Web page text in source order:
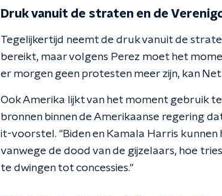
Druk vanuit de straten en de
Tegelijkertijd neemt de druk vanuit de
bereikt, maar volgens Perez moet het
er morgen geen protesten meer zijn, kan
Ook Amerika lijkt van het moment gebruik
bronnen binnen de Amerikaanse regering
it-voorstel. "Biden en Kamala Harris
vanwege de dood van de gijzelaars, hoe
te dwingen tot concessies."